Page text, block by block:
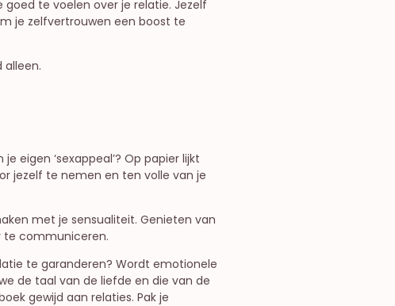
te voelen over je relatie. Jezelf
je zelfvertrouwen een boost te
alleen.
eigen ‘sexappeal’? Op papier lijkt
jezelf te nemen en ten volle van je
met je sensualiteit. Genieten van
te communiceren.
te garanderen? Wordt emotionele
de taal van de liefde en die van de
gewijd aan relaties. Pak je